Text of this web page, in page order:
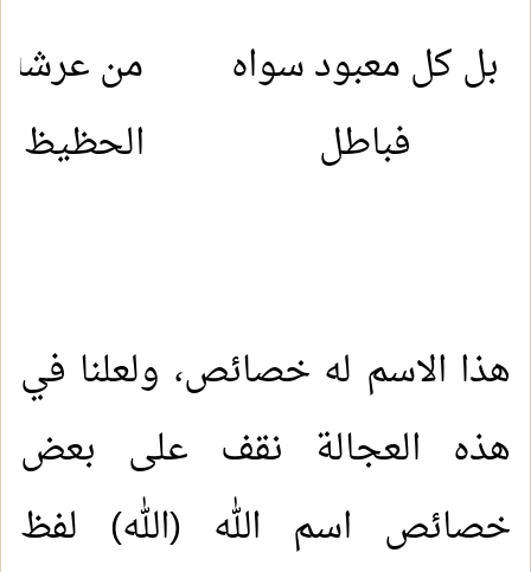
بل كل معبود سواه
فباطل
من
الحظيظ
هذا الاسم له خصائص، ولعلنا في
هذه العجالة نقف على بعض
خصائص اسم الله (الله) لفظ